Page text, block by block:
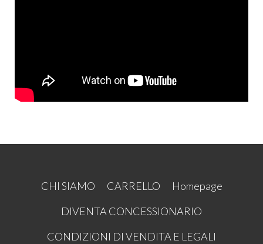
CHI SIAMO CARRELLO
Homepage
DIVENTA CONCESSIONARIO
CONDIZIONI DI VENDITA E LEGALI